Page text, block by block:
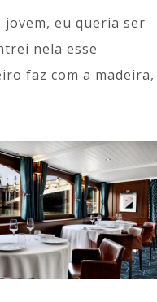
jovem, eu queria ser
nela esse
faz com a madeira,